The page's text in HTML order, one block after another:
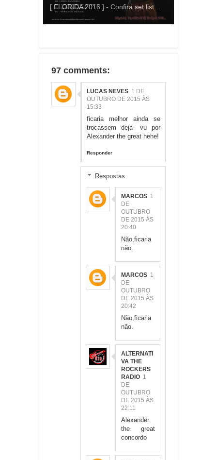
[ FLORIDA 2016 ] - Confira set list...
97 comments:
LUCAS NEVES 1 DE
OUTUBRO DE 2015 ÀS
15:33
ficaria melhor ainda se
trocassem deja- vu por
Alexander the great hehe!
Responder
Respostas
MARCOS 1
DE
OUTUBRO
DE 2015 ÀS
20:40
Não,ficaria
não.
MARCOS 1
DE
OUTUBRO
DE 2015 ÀS
20:42
Não,ficaria
não.
ALTERNATI
VA THE
ROCKERS
RADIO 1
DE
OUTUBRO
DE 2015 ÀS
22:11
Alexander
the great
concordo